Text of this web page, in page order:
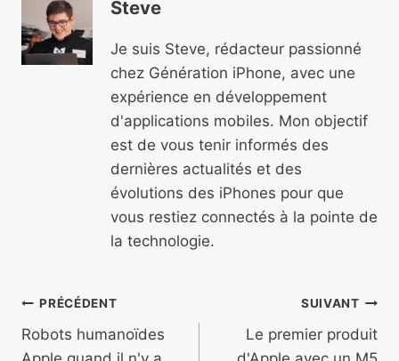
Steve
Je suis Steve, rédacteur passionné
chez Génération iPhone, avec une
expérience en développement
d'applications mobiles. Mon objectif
est de vous tenir informés des
dernières actualités et des
évolutions des iPhones pour que
vous restiez connectés à la pointe de
la technologie.
Navigation
de
PRÉCÉDENT
Robots humanoïdes
SUIVANT
Le premier produit